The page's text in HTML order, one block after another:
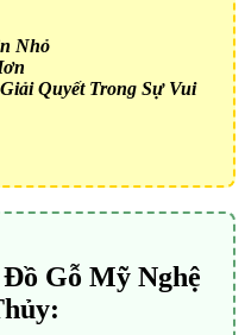
Nhỏ
Quyết Trong Sự Vui
Gỗ Mỹ Nghệ